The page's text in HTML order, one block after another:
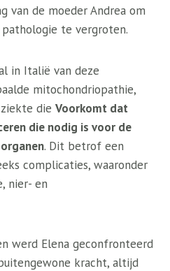
van de moeder Andrea om
te vergroten.
in Italië van deze
mitochondriopathie,
die Voorkomt dat
die nodig is voor de
. Dit betrof een
complicaties, waaronder
nier- en
werd Elena geconfronteerd
kracht, altijd